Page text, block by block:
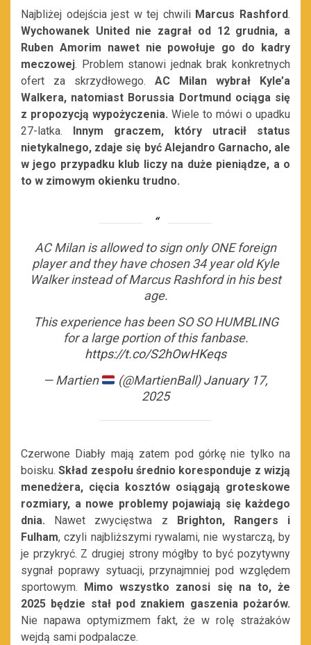
Najbliżej odejścia jest w tej chwili Marcus Rashford.
Wychowanek United nie zagrał od 12 grudnia, a
Ruben Amorim nawet nie powołuje go do kadry
meczowej. Problem stanowi jednak brak konkretnych
ofert za skrzydłowego. AC Milan wybrał Kyle’a
Walkera, natomiast Borussia Dortmund ociąga się
z propozycją wypożyczenia. Wiele to mówi o upadku
27-latka. Innym graczem, który utracił status
nietykalnego, zdaje się być Alejandro Garnacho, ale
w jego przypadku klub liczy na duże pieniądze, a o
to w zimowym okienku trudno.
AC Milan is allowed to sign only ONE foreign
player and they have chosen 34 year old Kyle
Walker instead of Marcus Rashford in his best
age.
This experience has been SO SO HUMBLING
for a large portion of this fanbase.
https://t.co/S2hOwHKeqs
— Martien
(@MartienBall)January 17,
2025
Czerwone Diabły mają zatem pod górkę nie tylko na
boisku.Skład zespołu średnio koresponduje z wizją
menedżera, cięcia kosztów osiągają groteskowe
rozmiary, a nowe problemy pojawiają się każdego
dnia. Nawet zwycięstwa z Brighton, Rangers i
Fulham, czyli najbliższymi rywalami, nie wystarczą, by
je przykryć. Z drugiej strony mógłby to być pozytywny
sygnał poprawy sytuacji, przynajmniej pod względem
sportowym. Mimo wszystko zanosi się na to, że
2025 będzie stał pod znakiem gaszenia pożarów.
Nie napawa optymizmem fakt, że w rolę strażaków
wejdą sami podpalacze.